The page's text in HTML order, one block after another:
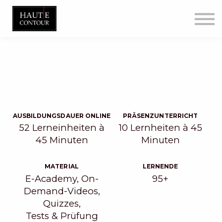
AUSBILDUNGSDAUER ONLINE
52 Lerneinheiten à
45 Minuten
PRÄSENZUNTERRICHT
10 Lernheiten à 45
Minuten
MATERIAL
E-Academy, On-
Demand-Videos,
Quizzes,
Tests & Prüfung
LERNENDE
95+